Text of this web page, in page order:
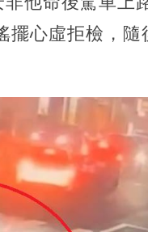
擺心虛拒檢，隨